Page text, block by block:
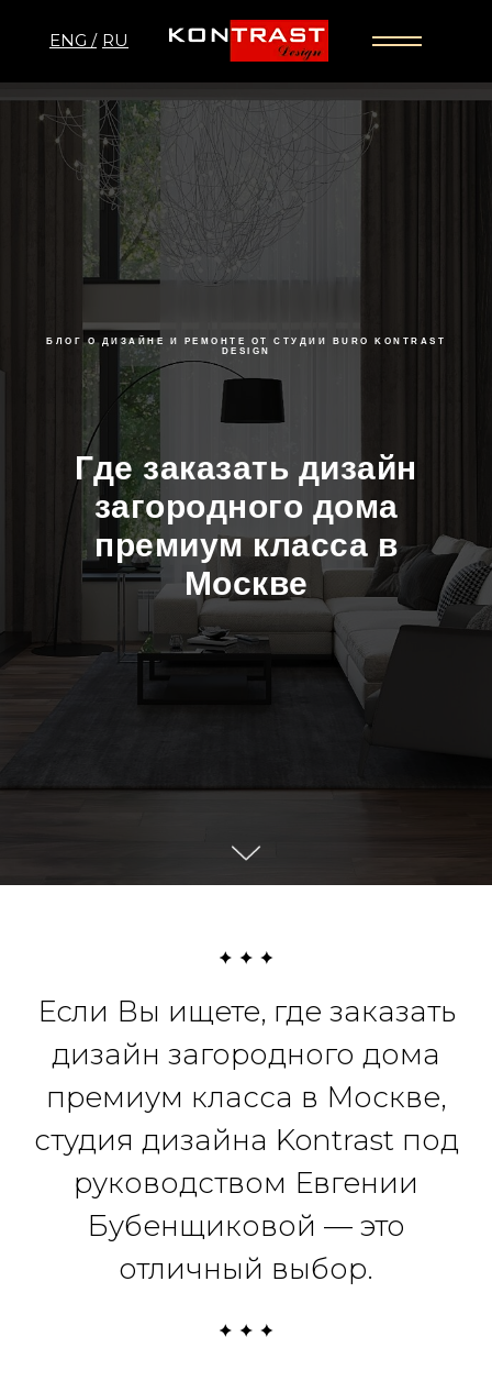
ENG / RU
БЛОГ О ДИЗАЙНЕ И РЕМОНТЕ ОТ СТУДИИ BURO KONTRAST
DESIGN
Где заказать дизайн
загородного дома
премиум класса в
Москве
Если Вы ищете, где заказать
дизайн загородного дома
премиум класса в Москве,
студия дизайна Kontrast под
руководством Евгении
Бубенщиковой — это
отличный выбор.